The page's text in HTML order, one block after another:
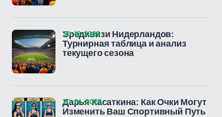
Эредивизи Нидерландов:
Турнирная таблица и анализ
текущего сезона
30-10-2025
Дарья Касаткина: Как Очки Могут
Изменить Ваш Спортивный Путь
20-04-2025